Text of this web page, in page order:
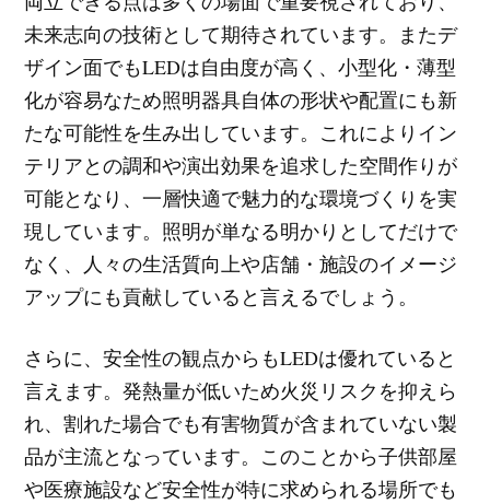
未来志向の技術として期待されています。またデ
ザイン面でもLEDは自由度が高く、小型化・薄型
化が容易なため照明器具自体の形状や配置にも新
たな可能性を生み出しています。これによりイン
テリアとの調和や演出効果を追求した空間作りが
可能となり、一層快適で魅力的な環境づくりを実
現しています。照明が単なる明かりとしてだけで
なく、人々の生活質向上や店舗・施設のイメージ
アップにも貢献していると言えるでしょう。
さらに、安全性の観点からもLEDは優れていると
言えます。発熱量が低いため火災リスクを抑えら
れ、割れた場合でも有害物質が含まれていない製
品が主流となっています。このことから子供部屋
や医療施設など安全性が特に求められる場所でも